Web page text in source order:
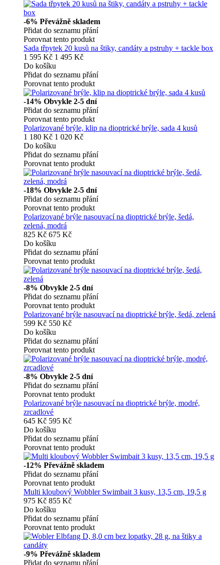
-6% Převážně skladem
Přidat do seznamu přání
Porovnat tento produkt
Sada třpytek 20 kusů na štiky, candáty a pstruhy + tackle box
1 595 Kč 1 495 Kč
Do košíku
Přidat do seznamu přání
Porovnat tento produkt
-14% Obvykle 2-5 dní
Přidat do seznamu přání
Porovnat tento produkt
Polarizované brýle, klip na dioptrické brýle, sada 4 kusů
1 180 Kč 1 020 Kč
Do košíku
Přidat do seznamu přání
Porovnat tento produkt
-18% Obvykle 2-5 dní
Přidat do seznamu přání
Porovnat tento produkt
Polarizované brýle nasouvací na dioptrické brýle, šedá,
zelená, modrá
825 Kč 675 Kč
Do košíku
Přidat do seznamu přání
Porovnat tento produkt
-8% Obvykle 2-5 dní
Přidat do seznamu přání
Porovnat tento produkt
Polarizované brýle nasouvací na dioptrické brýle, šedá, zelená
599 Kč 550 Kč
Do košíku
Přidat do seznamu přání
Porovnat tento produkt
-8% Obvykle 2-5 dní
Přidat do seznamu přání
Porovnat tento produkt
Polarizované brýle nasouvací na dioptrické brýle, modré,
zrcadlové
645 Kč 595 Kč
Do košíku
Přidat do seznamu přání
Porovnat tento produkt
-12% Převážně skladem
Přidat do seznamu přání
Porovnat tento produkt
Multi kloubový Wobbler Swimbait 3 kusy, 13,5 cm, 19,5 g
975 Kč 855 Kč
Do košíku
Přidat do seznamu přání
Porovnat tento produkt
-9% Převážně skladem
Přidat do seznamu přání